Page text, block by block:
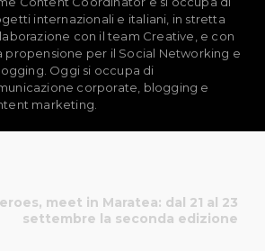
internazionali e italiani, in stretta
con il team Creative, e con
propensione per il Social Networking e
Oggi si occupa di
corporate, blogging e
marketing.
meet in Maratea: dal 21 al 23
settembre la seconda edizione